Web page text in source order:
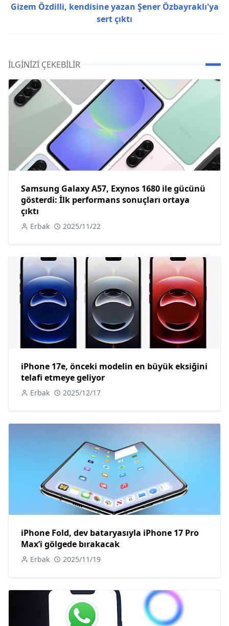
Gizem Özdilli, kendisine yazan Şener Özbayraklı'ya
sert çıktı
İLGINIZI ÇEKEBILIR
Samsung Galaxy A57, Exynos 1680 ile gücünü
gösterdi: İlk performans sonuçları ortaya
çıktı
Erbak 2025/11/22
iPhone 17e, önceki modelin en büyük eksiğini
telafi etmeye geliyor
Erbak 2025/12/17
iPhone Fold, dev bataryasıyla iPhone 17 Pro
Max’i gölgede bırakacak
Erbak 2025/11/19